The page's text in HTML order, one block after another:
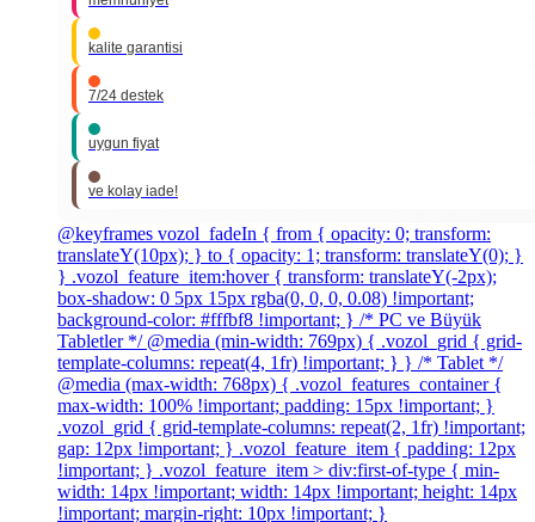
kalite garantisi
7/24 destek
uygun fiyat
ve kolay iade!
@keyframes vozol_fadeIn { from { opacity: 0; transform:
translateY(10px); } to { opacity: 1; transform: translateY(0); }
} .vozol_feature_item:hover { transform: translateY(-2px);
box-shadow: 0 5px 15px rgba(0, 0, 0, 0.08) !important;
background-color: #fffbf8 !important; } /* PC ve Büyük
Tabletler */ @media (min-width: 769px) { .vozol_grid { grid-
template-columns: repeat(4, 1fr) !important; } } /* Tablet */
@media (max-width: 768px) { .vozol_features_container {
max-width: 100% !important; padding: 15px !important; }
.vozol_grid { grid-template-columns: repeat(2, 1fr) !important;
gap: 12px !important; } .vozol_feature_item { padding: 12px
!important; } .vozol_feature_item > div:first-of-type { min-
width: 14px !important; width: 14px !important; height: 14px
!important; margin-right: 10px !important; }